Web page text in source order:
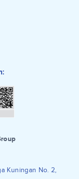
Kuningan No. 2,